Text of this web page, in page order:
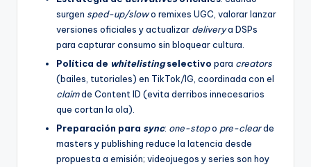
surgen sped-up/slowo remixes UGC, valorar lanzar
versiones oficiales y actualizar deliverya DSPs
para capturar consumo sin bloquear cultura.
Política de whitelistingselectivo para creators
(bailes, tutoriales) en TikTok/IG, coordinada con el
claimde Content ID (evita derribos innecesarios
que cortan la ola).
Preparación para sync: one-stopo pre-clearde
masters y publishing reduce la latencia desde
propuesta a emisión; videojuegos y series son hoy